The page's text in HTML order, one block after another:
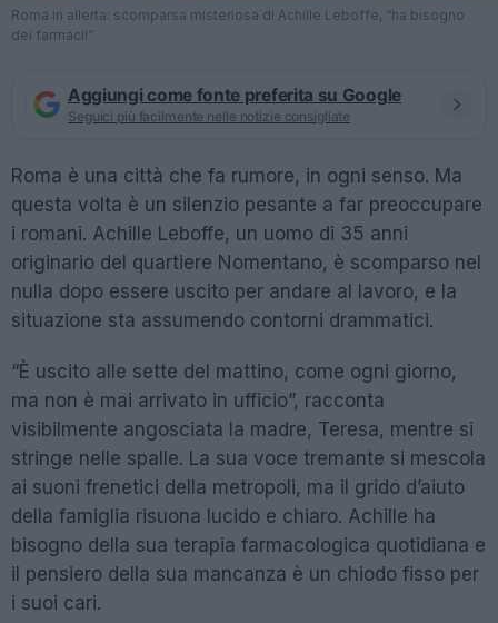
Roma in allerta: scomparsa misteriosa di Achille Leboffe, “ha bisogno
dei farmaci!”
Aggiungi come fonte preferita su Google
Seguici più facilmente nelle notizie consigliate
Roma è una città che fa rumore, in ogni senso. Ma
questa volta è un silenzio pesante a far preoccupare
i romani. Achille Leboffe, un uomo di 35 anni
originario del quartiere Nomentano, è scomparso nel
nulla dopo essere uscito per andare al lavoro, e la
situazione sta assumendo contorni drammatici.
“È uscito alle sette del mattino, come ogni giorno,
ma non è mai arrivato in ufficio”, racconta
visibilmente angosciata la madre, Teresa, mentre si
stringe nelle spalle. La sua voce tremante si mescola
ai suoni frenetici della metropoli, ma il grido d’aiuto
della famiglia risuona lucido e chiaro. Achille ha
bisogno della sua terapia farmacologica quotidiana e
il pensiero della sua mancanza è un chiodo fisso per
i suoi cari.